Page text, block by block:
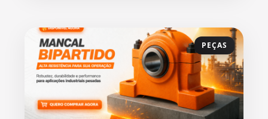
PEÇAS